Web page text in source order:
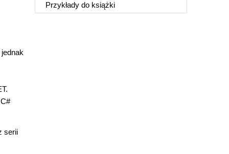
Przykłady do książki
serii